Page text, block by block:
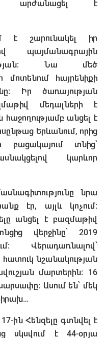
արժանացել է
է շարունակել իր
պայմանագրային
Նա մեծ
հայրենիքի
Իր ծառայության
մեդալների է
անցել է
Երևանում, որից
տնից՝
կարևոր
նրա
էր, այլև կոչում։
անցել է բազմաթիվ
վերջինը՝ 2019
Վերադառնալով՝
հատուկ նշանակության
մարտերին: 16
Ասում են՝ մեկ
ին Հենզելը գտնվել է
սկսվում է 44-օրյա